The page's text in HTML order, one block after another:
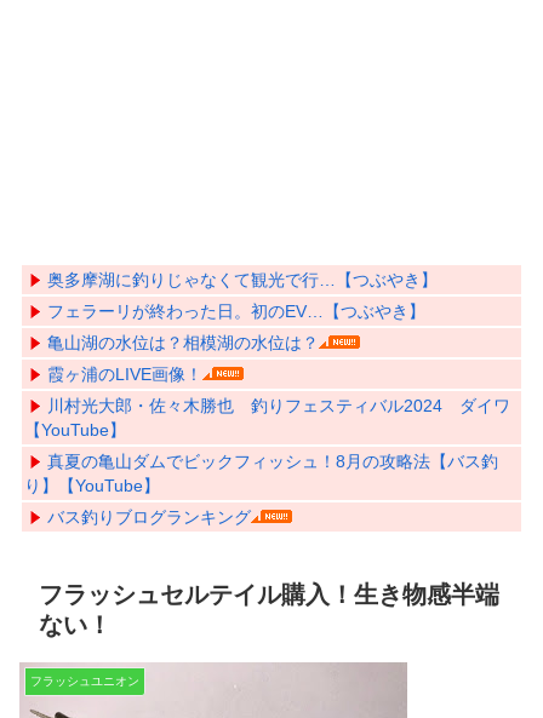
奥多摩湖に釣りじゃなくて観光で行…【つぶやき】
フェラーリが終わった日。初のEV…【つぶやき】
亀山湖の水位は？相模湖の水位は？
霞ヶ浦のLIVE画像！
川村光大郎・佐々木勝也 釣りフェスティバル2024 ダイワ
【YouTube】
真夏の亀山ダムでビックフィッシュ！8月の攻略法【バス釣
り】【YouTube】
バス釣りブログランキング
フラッシュセルテイル購入！生き物感半端
ない！
フラッシュユニオン